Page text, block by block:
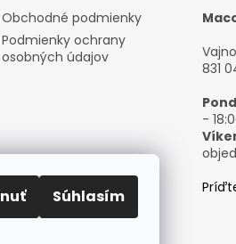
Súhlasím
Obchodné podmienky
Podmienky ochrany
osobných údajov
831
-